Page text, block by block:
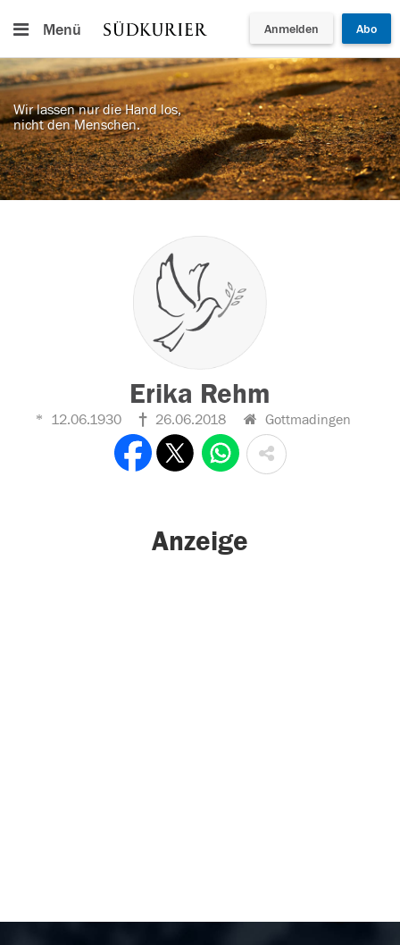
Menü Anmelden Abo
Wir lassen nur die Hand los,
nicht den Menschen.
Erika Rehm
12.06.1930 26.06.2018 Gottmadingen
Anzeige